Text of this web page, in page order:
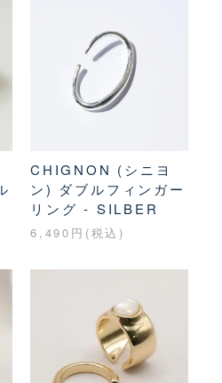
CHIGNON (シニヨ
ン) ダブルフィンガー
リング - SILBER
6,490円(税込)